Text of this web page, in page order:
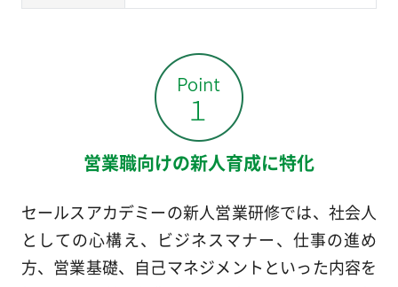
営業職向けの新人育成に特化
セールスアカデミーの新人営業研修では、社会人
としての心構え、ビジネスマナー、仕事の進め
方、営業基礎、自己マネジメントといった内容を